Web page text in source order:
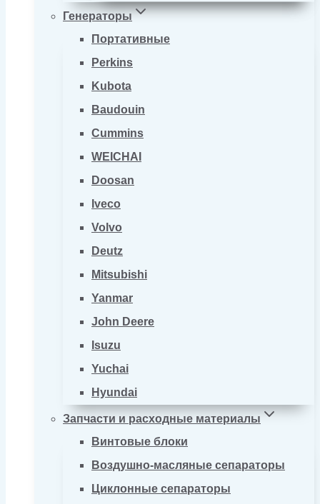
Генераторы
Портативные
Perkins
Kubota
Baudouin
Cummins
WEICHAI
Doosan
Iveco
Volvo
Deutz
Mitsubishi
Yanmar
John Deere
Isuzu
Yuchai
Hyundai
Запчасти и расходные материалы
Винтовые блоки
Воздушно-масляные сепараторы
Циклонные сепараторы